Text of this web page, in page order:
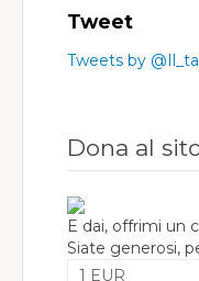
Tweet
Tweets by
Dona al
E dai, offrimi un
Siate generosi,